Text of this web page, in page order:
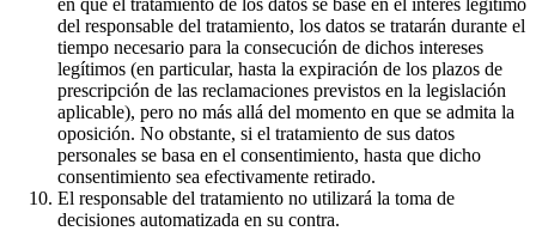
del responsable del tratamiento, los datos se tratarán durante el
tiempo necesario para la consecución de dichos intereses
legítimos (en particular, hasta la expiración de los plazos de
prescripción de las reclamaciones previstos en la legislación
aplicable), pero no más allá del momento en que se admita la
oposición. No obstante, si el tratamiento de sus datos
personales se basa en el consentimiento, hasta que dicho
consentimiento sea efectivamente retirado.
El responsable del tratamiento no utilizará la toma de
decisiones automatizada en su contra.